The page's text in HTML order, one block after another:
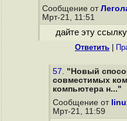
Сообщение от
Мрт-21, 11:51
дайте эту
Ответить
57. "Новый
совместимых
компьютера н..."
Сообщение от
Мрт-21, 11:59